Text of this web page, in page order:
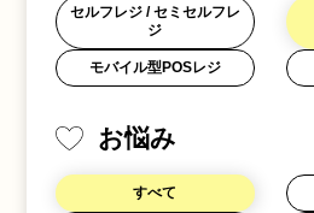
セルフレジ / セミセルフレ
ジ
モバイル型POSレジ
お悩み
すべて